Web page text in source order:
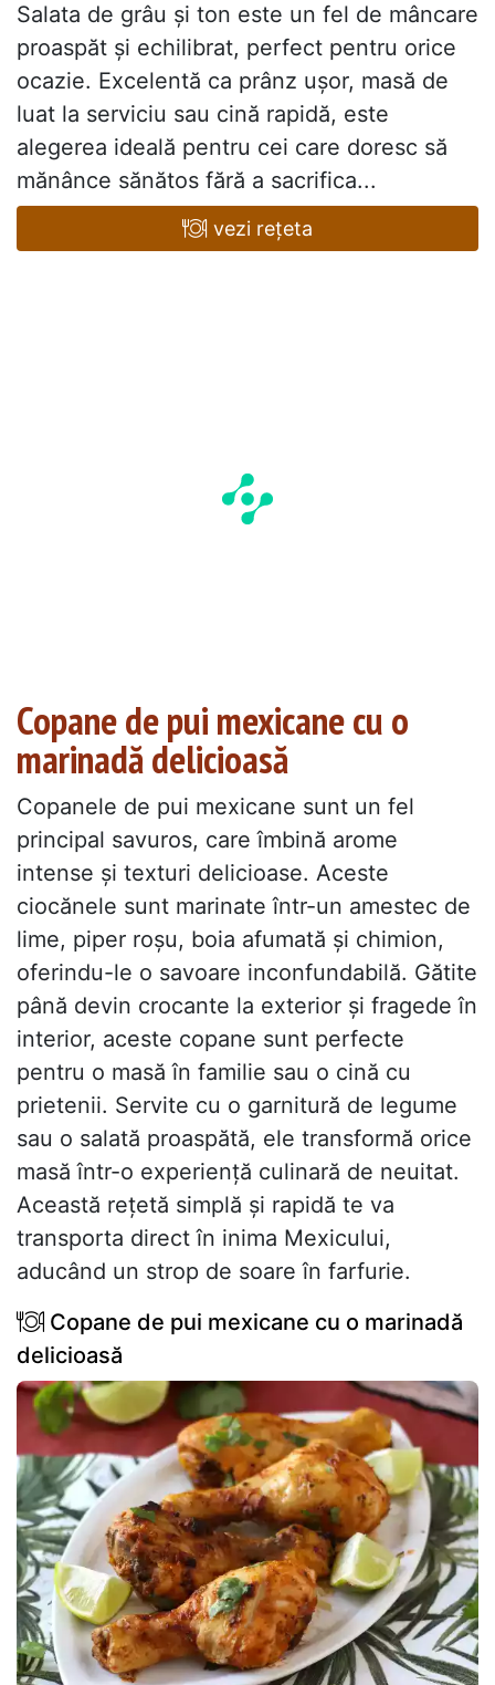
Salata de grâu și ton este un fel de mâncare
proaspăt și echilibrat, perfect pentru orice
ocazie. Excelentă ca prânz ușor, masă de
luat la serviciu sau cină rapidă, este
alegerea ideală pentru cei care doresc să
mănânce sănătos fără a sacrifica...
vezi rețeta
Copane de pui mexicane cu o
marinadă delicioasă
Copanele de pui mexicane sunt un fel
principal savuros, care îmbină arome
intense și texturi delicioase. Aceste
ciocănele sunt marinate într-un amestec de
lime, piper roșu, boia afumată și chimion,
oferindu-le o savoare inconfundabilă. Gătite
până devin crocante la exterior și fragede în
interior, aceste copane sunt perfecte
pentru o masă în familie sau o cină cu
prietenii. Servite cu o garnitură de legume
sau o salată proaspătă, ele transformă orice
masă într-o experiență culinară de neuitat.
Această rețetă simplă și rapidă te va
transporta direct în inima Mexicului,
aducând un strop de soare în farfurie.
Copane de pui mexicane cu o marinadă
delicioasă